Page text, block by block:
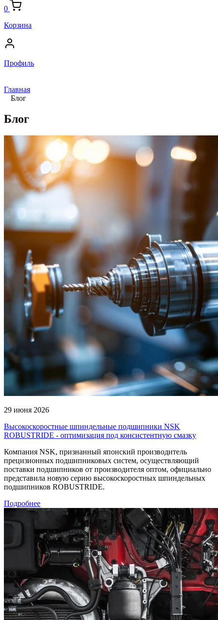
0
Корзина
Профиль
Главная
Блог
Блог
29 июня 2026
Высокоскоростные шпиндельные подшипники NSK
ROBUSTRIDE - оптимизация под консистентную смазку
Компания NSK, признанный японский производитель
прецизионных подшипниковых систем, осуществляющий
поставки подшипников от производителя оптом, официально
представила новую серию высокоскоростных шпиндельных
подшипников ROBUSTRIDE.
Подробнее